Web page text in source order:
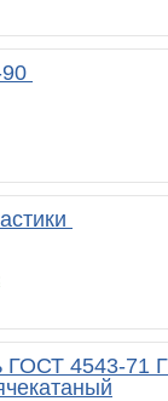
ГОСТ 4543-71